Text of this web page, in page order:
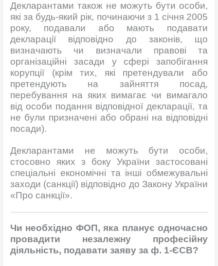
Декларантами також не можуть бути особи,
які за будь-який рік, починаючи з 1 січня 2005
року, подавали або мають подавати
декларації відповідно до законів, що
визначають чи визначали правові та
організаційні засади у сфері запобігання
корупції (крім тих, які претендували або
претендують на зайняття посад,
перебування на яких вимагає чи вимагало
від особи подання відповідної декларації, та
не були призначені або обрані на відповідні
посади).
Декларантами не можуть бути особи,
стосовно яких з боку України застосовані
спеціальні економічні та інші обмежувальні
заходи (санкції) відповідно до Закону України
«Про санкції».
Чи необхідно ФОП, яка планує одночасно
провадити незалежну професійну
діяльність, подавати заяву за ф. 1-ЄСВ?